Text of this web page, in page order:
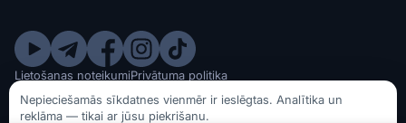
© SIA CarBuy 2020 - 2026
Lietošanas noteikumiPrivātuma politika
Nepieciešamās sīkdatnes vienmēr ir ieslēgtas. Analītika un
reklāma — tikai ar jūsu piekrišanu.